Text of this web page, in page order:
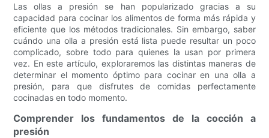
Las ollas a presión se han popularizado gracias a su
capacidad para cocinar los alimentos de forma más rápida y
eficiente que los métodos tradicionales. Sin embargo, saber
cuándo una olla a presión está lista puede resultar un poco
complicado, sobre todo para quienes la usan por primera
vez. En este artículo, exploraremos las distintas maneras de
determinar el momento óptimo para cocinar en una olla a
presión, para que disfrutes de comidas perfectamente
cocinadas en todo momento.
Comprender los fundamentos de la cocción a
presión